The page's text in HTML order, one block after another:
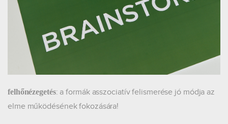
felhőnézegetés: a formák asszociatív felismerése jó módja az
elme működésének fokozására!